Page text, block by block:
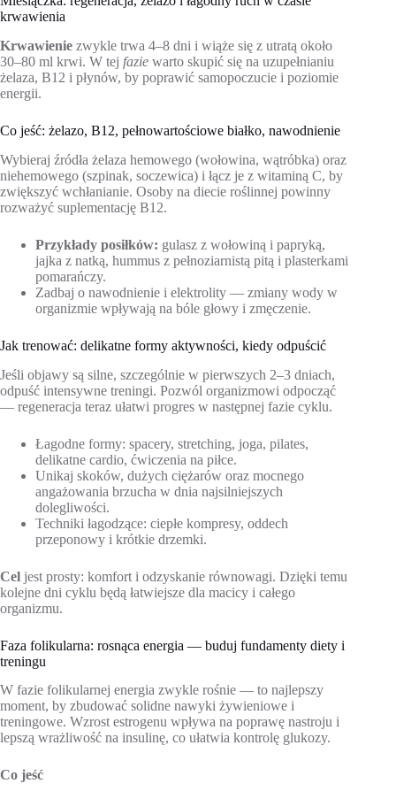
krwawienia
Krwawienie zwykle trwa 4–8 dni i wiąże się z utratą około
30–80 ml krwi. W tej fazie warto skupić się na uzupełnianiu
żelaza, B12 i płynów, by poprawić samopoczucie i poziomie
energii.
Co jeść: żelazo, B12, pełnowartościowe białko, nawodnienie
Wybieraj źródła żelaza hemowego (wołowina, wątróbka) oraz
niehemowego (szpinak, soczewica) i łącz je z witaminą C, by
zwiększyć wchłanianie. Osoby na diecie roślinnej powinny
rozważyć suplementację B12.
Przykłady posiłków: gulasz z wołowiną i papryką,
jajka z natką, hummus z pełnoziarnistą pitą i plasterkami
pomarańczy.
Zadbaj o nawodnienie i elektrolity — zmiany wody w
organizmie wpływają na bóle głowy i zmęczenie.
Jak trenować: delikatne formy aktywności, kiedy odpuścić
Jeśli objawy są silne, szczególnie w pierwszych 2–3 dniach,
odpuść intensywne treningi. Pozwól organizmowi odpocząć
— regeneracja teraz ułatwi progres w następnej fazie cyklu.
Łagodne formy: spacery, stretching, joga, pilates,
delikatne cardio, ćwiczenia na piłce.
Unikaj skoków, dużych ciężarów oraz mocnego
angażowania brzucha w dnia najsilniejszych
dolegliwości.
Techniki łagodzące: ciepłe kompresy, oddech
przeponowy i krótkie drzemki.
Cel jest prosty: komfort i odzyskanie równowagi. Dzięki temu
kolejne dni cyklu będą łatwiejsze dla macicy i całego
organizmu.
Faza folikularna: rosnąca energia — buduj fundamenty diety i
treningu
W fazie folikularnej energia zwykle rośnie — to najlepszy
moment, by zbudować solidne nawyki żywieniowe i
treningowe. Wzrost estrogenu wpływa na poprawę nastroju i
lepszą wrażliwość na insulinę, co ułatwia kontrolę glukozy.
Co jeść